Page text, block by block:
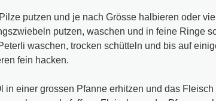
putzen und je nach Grösse halbieren oder
putzen, waschen und in feine Ringe
waschen, trocken schütteln und bis auf
fein hacken.
in einer grossen Pfanne erhitzen und das Fleisch